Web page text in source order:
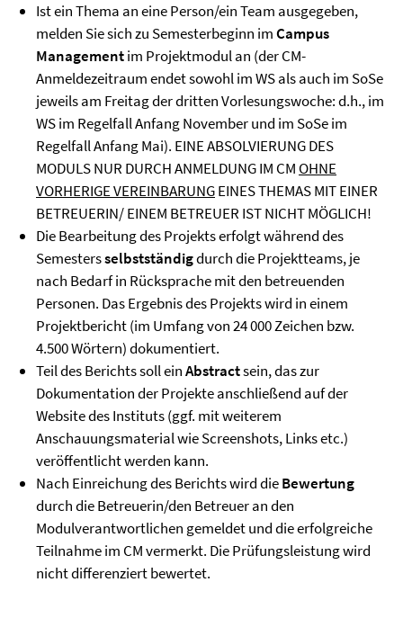
Ist ein Thema an eine Person/ein Team ausgegeben,
melden Sie sich zu Semesterbeginn imCampus
Managementim Projektmodul an (der CM-
Anmeldezeitraum endet sowohl im WS als auch im SoSe
jeweils am Freitag der dritten Vorlesungswoche: d.h., im
WS im Regelfall Anfang November und im SoSe im
Regelfall Anfang Mai). EINE ABSOLVIERUNG DES
MODULS NUR DURCH ANMELDUNG IM CM OHNE
VORHERIGE VEREINBARUNGEINES THEMAS MIT EINER
BETREUERIN/ EINEM BETREUER IST NICHT MÖGLICH!
Die Bearbeitung des Projekts erfolgt während des
Semestersselbstständigdurch die Projektteams, je
nach Bedarf in Rücksprache mit den betreuenden
Personen. Das Ergebnis des Projekts wird in einem
Projektbericht (im Umfang von 24 000 Zeichen bzw.
4.500 Wörtern) dokumentiert.
Teil des Berichts soll einAbstractsein, das zur
Dokumentation der Projekte anschließend auf der
Website des Instituts (ggf. mit weiterem
Anschauungsmaterial wie Screenshots, Links etc.)
veröffentlicht werden kann.
Nach Einreichung des Berichts wird dieBewertung
durch die Betreuerin/den Betreuer an den
Modulverantwortlichen gemeldet und die erfolgreiche
Teilnahme im CM vermerkt. Die Prüfungsleistung wird
nicht differenziert bewertet.